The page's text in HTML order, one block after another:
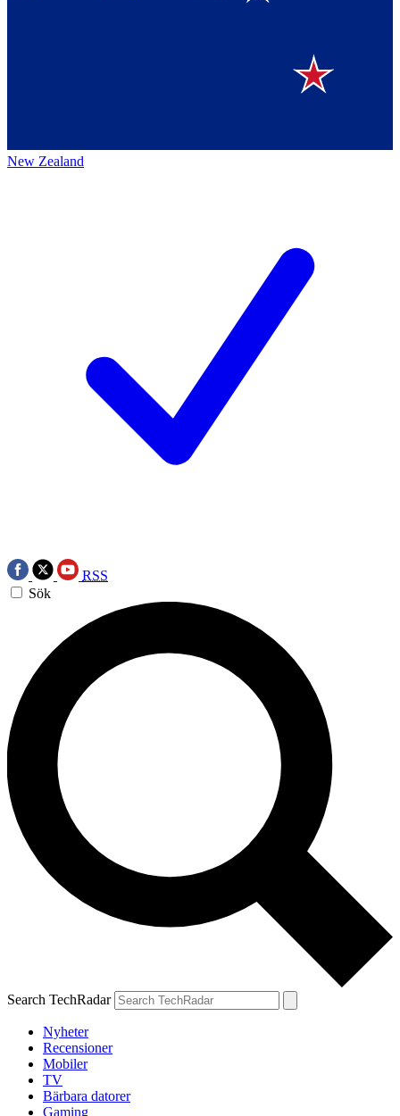
New Zealand
RSS
Sök
Search TechRadar
Nyheter
Recensioner
Mobiler
TV
Bärbara datorer
Gaming